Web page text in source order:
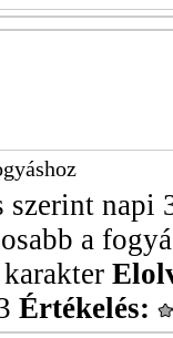
napi
a
Értékelés: